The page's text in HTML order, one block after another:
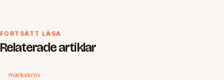
FORTSÄTT LÄSA
Relaterade artiklar
markskruv